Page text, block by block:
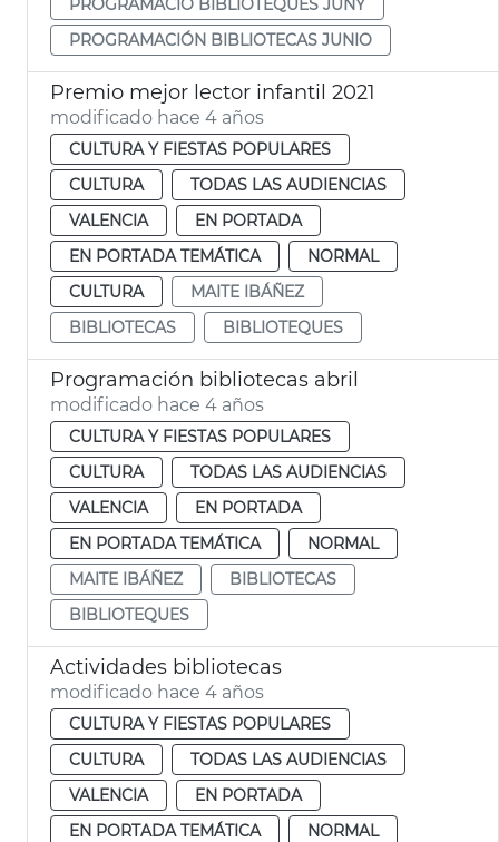
PROGRAMACIÓN BIBLIOTECAS JUNIO
Premio mejor lector infantil 2021
modificado hace 4 años
CULTURA Y FIESTAS POPULARES
CULTURA
TODAS LAS AUDIENCIAS
VALENCIA
EN PORTADA
EN PORTADA TEMÁTICA
NORMAL
CULTURA
MAITE IBÁÑEZ
BIBLIOTECAS
BIBLIOTEQUES
Programación bibliotecas abril
modificado hace 4 años
CULTURA Y FIESTAS POPULARES
CULTURA
TODAS LAS AUDIENCIAS
VALENCIA
EN PORTADA
EN PORTADA TEMÁTICA
NORMAL
MAITE IBÁÑEZ
BIBLIOTECAS
BIBLIOTEQUES
Actividades bibliotecas
modificado hace 4 años
CULTURA Y FIESTAS POPULARES
CULTURA
TODAS LAS AUDIENCIAS
VALENCIA
EN PORTADA
EN PORTADA TEMÁTICA
NORMAL